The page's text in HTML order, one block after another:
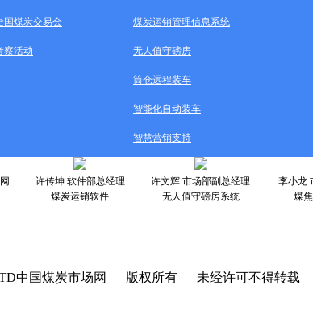
国煤炭交易会 煤炭运销管理信息系统
察活动 无人值守磅房
筒仓远程装车
智能化自动装车
智慧营销支持
许传坤 软件部总经理
煤炭运销软件
许文辉 市场部副总经理
无人值守磅房系统
李小龙
煤
中国煤炭市场网 版权所有 未经许可不得转载